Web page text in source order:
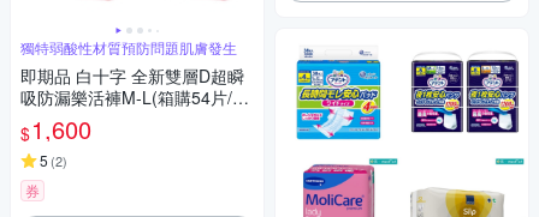
獨特弱酸性材質預防問題肌膚發生
即期品 白十字 全新雙層D超瞬
吸防漏樂活褲M-L(箱購54片/18
片x3包-日本原裝進口)(腰圍60~
95cm)(有效日期至2026.12.27)
$1,600
5 (2)
券